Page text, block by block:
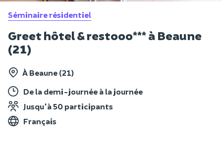
Séminaire résidentiel
Greet hôtel & restooo*** à Beaune
(21)
À Beaune (21)
De la demi-journée à la journée
Jusqu'à 50 participants
Français